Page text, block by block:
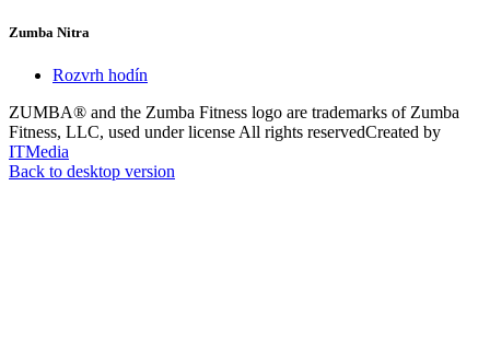
Zumba Nitra
Rozvrh hodín
ZUMBA® and the Zumba Fitness logo are trademarks of Zumba
Fitness, LLC, used under license All rights reservedCreated by
ITMedia
Back to desktop version